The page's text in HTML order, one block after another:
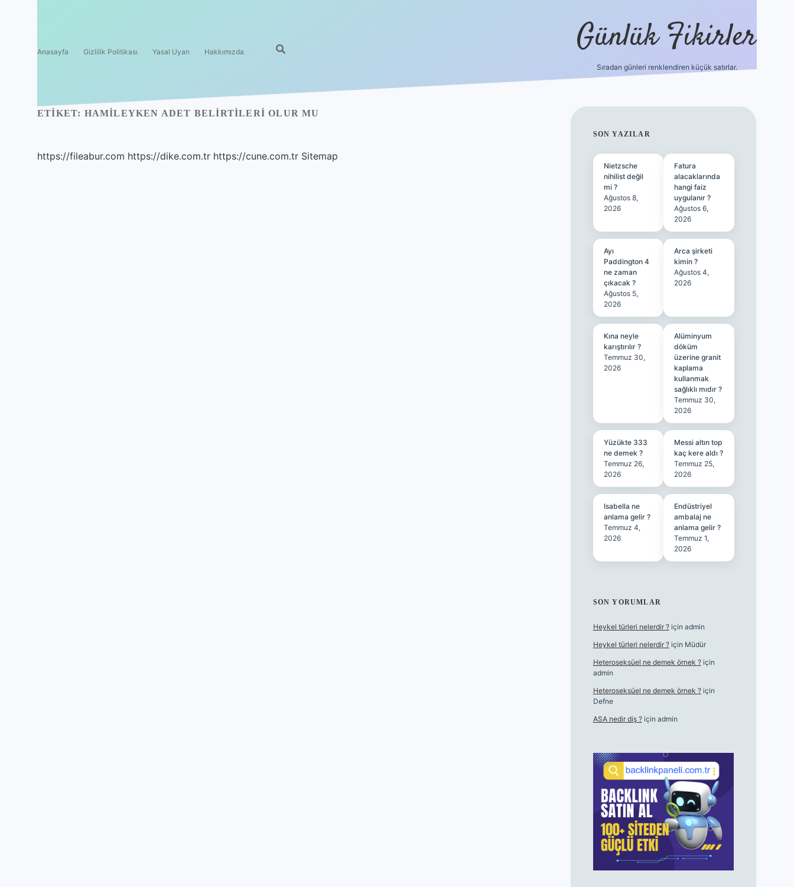
Anasayfa Gizlilik Politikası Yasal Uyarı Hakkımızda Günlük Fikirler
Sıradan günleri renklendiren küçük satırlar.
ETIKET: HAMILEYKEN ADET BELIRTILERI OLUR MU
https://fileabur.com https://dike.com.tr https://cune.com.tr Sitemap
SIDEBAR
SON YAZILAR
Nietzsche
nihilist değil
mi ?
Ağustos 8,
2026
Fatura
alacaklarında
hangi faiz
uygulanır ?
Ağustos 6,
2026
Ayı
Paddington 4
ne zaman
çıkacak ?
Ağustos 5,
2026
Arca şirketi
kimin ?
Ağustos 4,
2026
Kına neyle
karıştırılır ?
Temmuz 30,
2026
Alüminyum
döküm
üzerine granit
kaplama
kullanmak
sağlıklı mıdır ?
Temmuz 30,
2026
Yüzükte 333
ne demek ?
Temmuz 26,
2026
Messi altın top
kaç kere aldı ?
Temmuz 25,
2026
Isabella ne
anlama gelir ?
Temmuz 4,
2026
Endüstriyel
ambalaj ne
anlama gelir ?
Temmuz 1,
2026
SON YORUMLAR
Heykel türleri nelerdir ?için admin
Heykel türleri nelerdir ?için Müdür
Heteroseksüel ne demek örnek ?için
admin
Heteroseksüel ne demek örnek ?için
Defne
ASA nedir diş ?için admin
ilbet güncel